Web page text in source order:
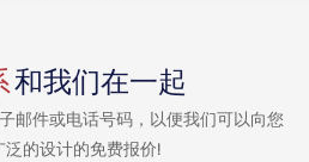
和我们在一起
邮件或电话号码，以便我们可以向您
泛的设计的免费报价!